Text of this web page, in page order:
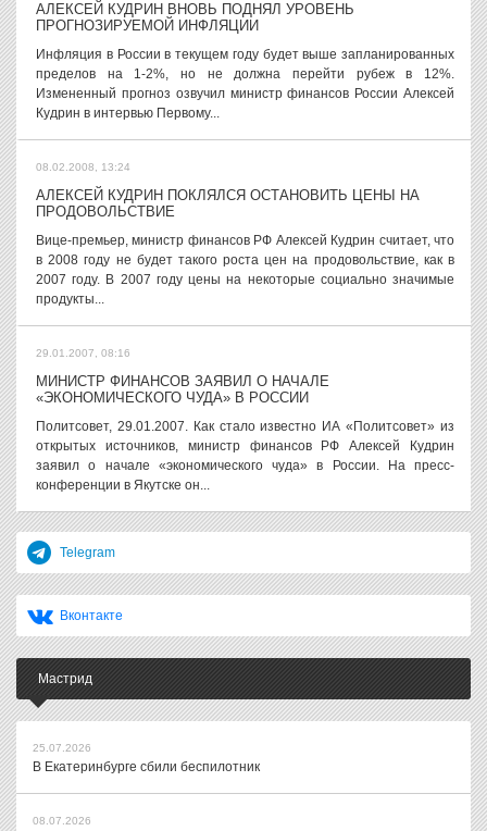
АЛЕКСЕЙ КУДРИН ВНОВЬ ПОДНЯЛ УРОВЕНЬ
ПРОГНОЗИРУЕМОЙ ИНФЛЯЦИИ
Инфляция в России в текущем году будет выше запланированных
пределов на 1-2%, но не должна перейти рубеж в 12%.
Измененный прогноз озвучил министр финансов России Алексей
Кудрин в интервью Первому...
08.02.2008, 13:24
АЛЕКСЕЙ КУДРИН ПОКЛЯЛСЯ ОСТАНОВИТЬ ЦЕНЫ НА
ПРОДОВОЛЬСТВИЕ
Вице-премьер, министр финансов РФ Алексей Кудрин считает, что
в 2008 году не будет такого роста цен на продовольствие, как в
2007 году. В 2007 году цены на некоторые социально значимые
продукты...
29.01.2007, 08:16
МИНИСТР ФИНАНСОВ ЗАЯВИЛ О НАЧАЛЕ
«ЭКОНОМИЧЕСКОГО ЧУДА» В РОССИИ
Политсовет, 29.01.2007. Как стало известно ИА «Политсовет» из
открытых источников, министр финансов РФ Алексей Кудрин
заявил о начале «экономического чуда» в России. На пресс-
конференции в Якутске он...
Telegram
Вконтакте
Мастрид
25.07.2026
В Екатеринбурге сбили беспилотник
08.07.2026